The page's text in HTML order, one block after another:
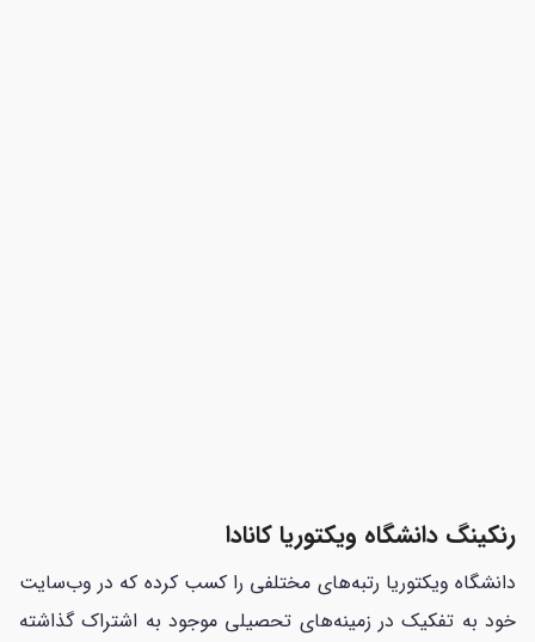
رنکینگ دانشگاه ویکتوریا کانادا
دانشگاه ویکتوریا رتبه‌های مختلفی را کسب کرده که در وب‌سایت
خود به تفکیک در زمینه‌های تحصیلی موجود به اشتراک گذاشته